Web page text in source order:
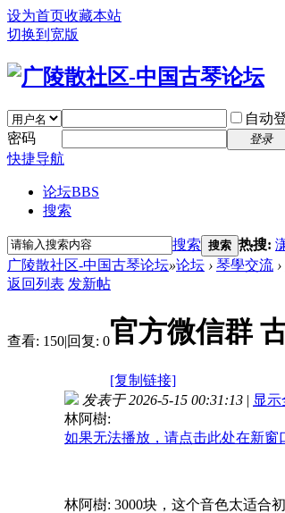
设为首页收藏本站
切换到宽版
自动
密码
登录
快捷导航
论坛BBS
搜索
搜索 搜索 热搜:
广陵散社区-中国古琴论坛»论坛 › 琴學交流 ›
返回列表 发新帖
查看: 150|回复: 0官方微信群
[复制链接]
发表于 2026-5-15 00:31:13 | 显
林阿樹:
如果无法播放，请点击此处在新窗
林阿樹: 3000块，这个音色太适合